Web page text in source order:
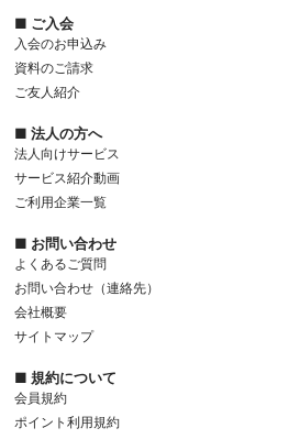
■ ご入会
入会のお申込み
資料のご請求
ご友人紹介
■ 法人の方へ
法人向けサービス
サービス紹介動画
ご利用企業一覧
■ お問い合わせ
よくあるご質問
お問い合わせ（連絡先）
会社概要
サイトマップ
■ 規約について
会員規約
ポイント利用規約